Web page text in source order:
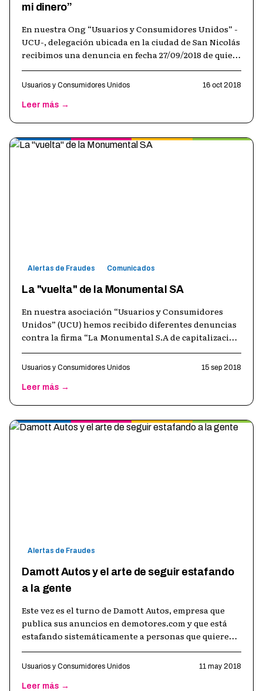
mi dinero”
En nuestra Ong “Usuarios y Consumidores Unidos” -
UCU-, delegación ubicada en la ciudad de San Nicolás
recibimos una denuncia en fecha 27/09/2018 de quien
Usuarios y Consumidores Unidos 16 oct 2018
Leer más →
Alertas de Fraudes Comunicados
La "vuelta" de la Monumental SA
En nuestra asociación “Usuarios y Consumidores
Unidos” (UCU) hemos recibido diferentes denuncias
contra la firma “La Monumental S.A de capitalizacion
Usuarios y Consumidores Unidos 15 sep 2018
Leer más →
Alertas de Fraudes
Damott Autos y el arte de seguir estafando
a la gente
Este vez es el turno de Damott Autos, empresa que
publica sus anuncios en demotores.com y que está
estafando sistemáticamente a personas que quieren
Usuarios y Consumidores Unidos 11 may 2018
Leer más →